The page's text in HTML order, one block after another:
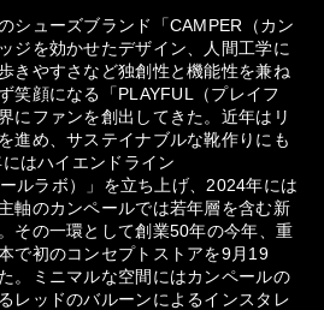
シューズブランド「CAMPER（カン
ジを効かせたデザイン、人間工学に
きやすさなど独創性と機能性を兼ね
笑顔になる「PLAYFUL（プレイフ
にファンを創出してきた。近年はリ
進め、サステイナブルな靴作りにも
はハイエンドライン
ルラボ）」を立ち上げ、2024年には
軸のカンペールでは若年層を含む新
その一環として創業50年の今年、重
で初のコンセプトストアを9月19
。ミニマルな空間にはカンペールの
レッドのバルーンによるインスタレ